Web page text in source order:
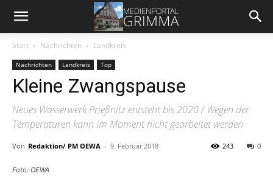
Start Nachrichten Landkreis
Nachrichten Landkreis Top
Kleine Zwangspause
Neues Wasserwerk Prießnitz entsteht bis 2020 / Wegen der
Temperaturen kann im Moment nicht gearbeitet werden
Von Redaktion/ PM OEWA - 9. Februar 2018 0
243
Foto: OEWA